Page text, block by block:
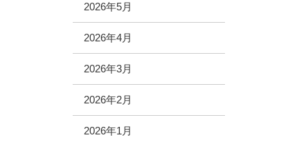
2026年5月
2026年4月
2026年3月
2026年2月
2026年1月